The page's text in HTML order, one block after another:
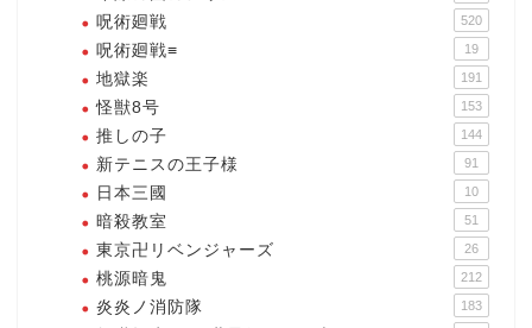
呪術廻戦 520
呪術廻戦≡ 19
地獄楽 191
怪獣8号 153
推しの子 144
新テニスの王子様 91
日本三國 10
暗殺教室 51
東京卍リベンジャーズ 26
桃源暗鬼 212
炎炎ノ消防隊 183